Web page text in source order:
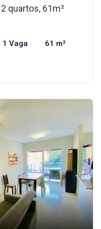
quartos, 61m²
1 Vaga 61 m²